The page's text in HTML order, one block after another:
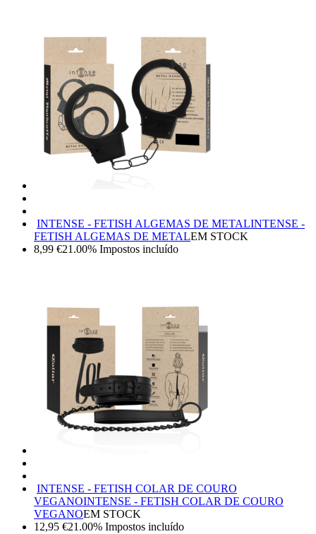
INTENSE - FETISH ALGEMAS DE METALINTENSE -
FETISH ALGEMAS DE METALEM STOCK
8,99 €21.00% Impostos incluído
INTENSE - FETISH COLAR DE COURO
VEGANOINTENSE - FETISH COLAR DE COURO
VEGANOEM STOCK
12,95 €21.00% Impostos incluído